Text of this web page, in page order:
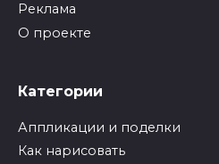
Реклама
О проекте
Категории
Аппликации и поделки
Как нарисовать